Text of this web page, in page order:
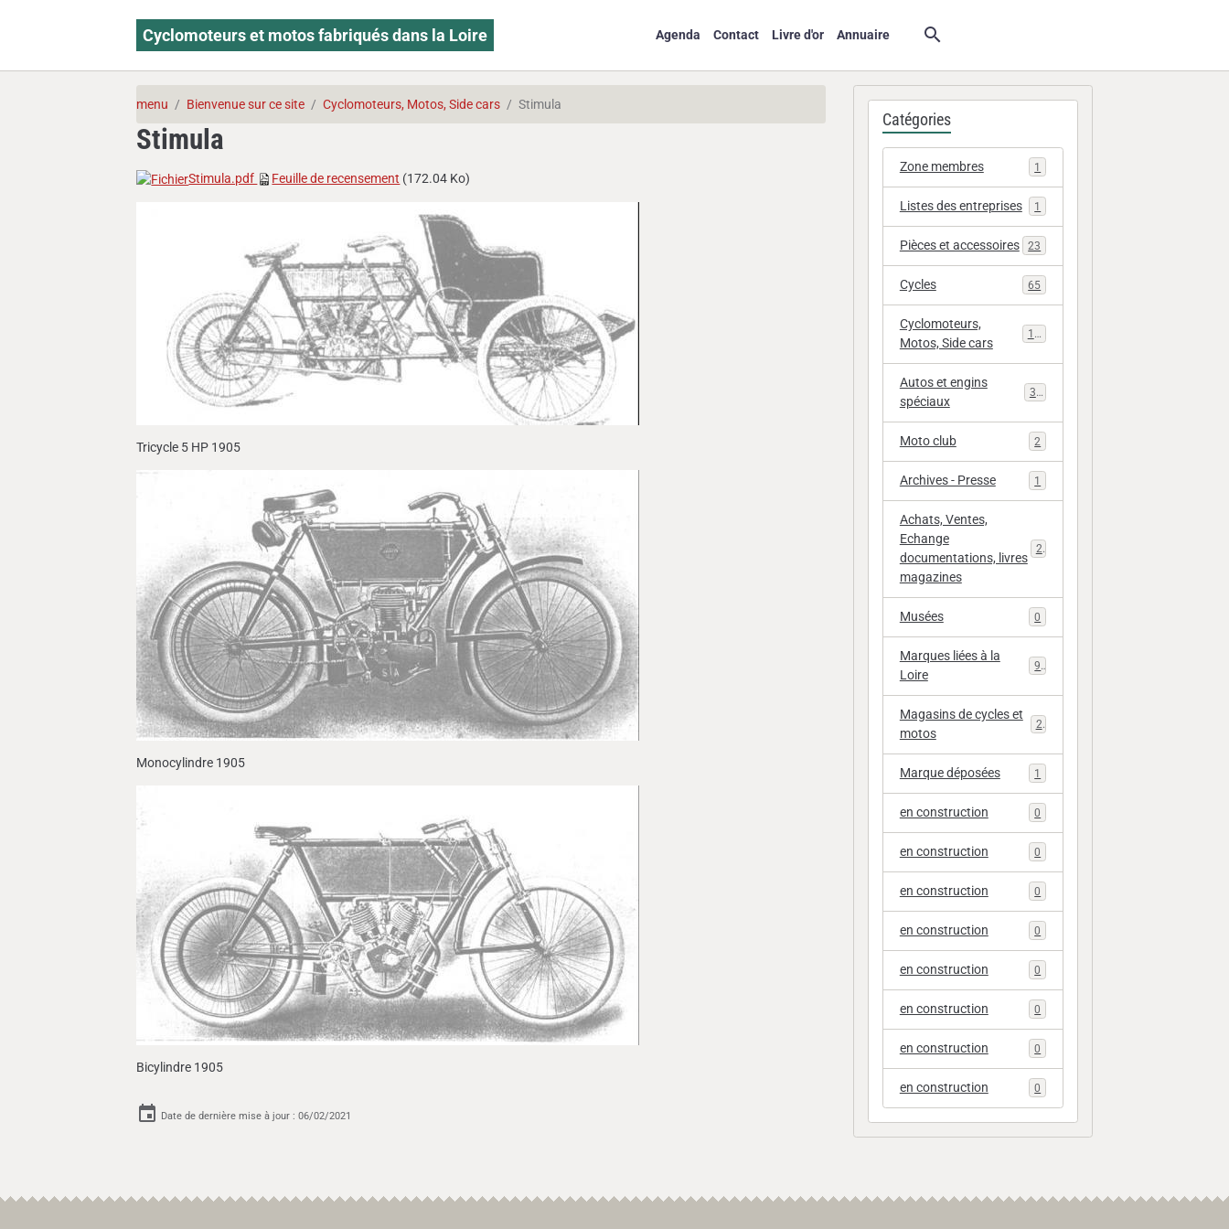
Cyclomoteurs et motos fabriqués dans la Loire Agenda Contact Livre d'or Annuaire
menu Bienvenue sur ce site Cyclomoteurs, Motos, Side cars Stimula
Stimula
Stimula.pdf Feuille de recensement (172.04 Ko)
Tricycle 5 HP 1905
Monocylindre 1905
Bicylindre 1905
Date de dernière mise à jour : 06/02/2021
Catégories
Zone membres 1
Listes des entreprises 1
Pièces et accessoires 23
Cycles 65
Cyclomoteurs,
Motos, Side cars
112
Autos et engins
spéciaux
33
Moto club 2
Archives - Presse 1
Achats, Ventes,
Echange
documentations, livres
magazines
20
Musées 0
Marques liées à la
Loire
9
Magasins de cycles et
motos
2
Marque déposées 1
en construction 0
en construction 0
en construction 0
en construction 0
en construction 0
en construction 0
en construction 0
en construction 0